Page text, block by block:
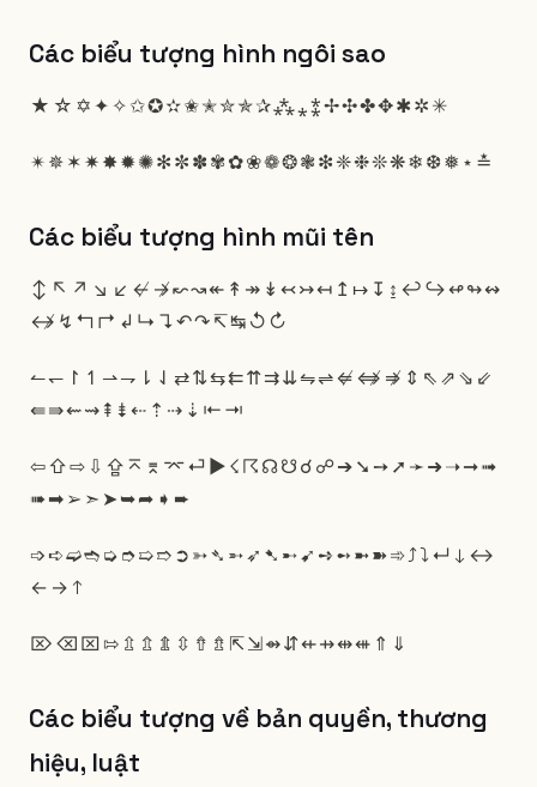
Các biểu tượng hình ngôi sao
★ ☆ ✡✦✧✩✪✫✬✭✮✯✰⁂⁎⁑✢✣✤✥✱✲✳
✴✵✶✷✸✹✺✻✼✽✾✿❀❁❂❃❇❈❉❊❋❄❆❅ ⋆ ≛
Các biểu tượng hình mũi tên
↕ ↖ ↗ ↘ ↙ ↚ ↛↜↝↞ ↟ ↠ ↡ ↢↣↤ ↥ ↦ ↧ ↨ ↩↪↫↬↭
↮ ↯ ↰↱ ↲ ↳ ↴↶↷↸↹↺ ↻
↼↽ ↾ ↿ ⇀⇁ ⇂ ⇃ ⇄⇅⇆⇇⇈⇉⇊⇋⇌⇍⇎ ⇏ ⇕ ⇖⇗⇘ ⇙
⇚⇛⇜⇝⇞ ⇟ ⇠ ⇡ ⇢ ⇣ ⇤⇥
⇦⇧⇨ ⇩ ⇪⌅ ⌆ ⌤⏎▶☇☈☊☋☌☍➔➘ ➙➚ ➛➜➝➞➟
➠➡➢ ➣ ➤➥➦ ➧ ➨
➩➪➫➬➭➮➯➱ ➲➳➴ ➵➶ ➷ ➸➹ ➺➻➼➽➾⤴⤵↵ ↓ ↔
← → ↑
⌦⌫⌧⇰ ⇫ ⇬ ⇭ ⇳ ⇮ ⇯ ⇱⇲⇴⇵⇷⇸⇹⇺ ⇑ ⇓
Các biểu tượng về bản quyền, thương
hiệu, luật